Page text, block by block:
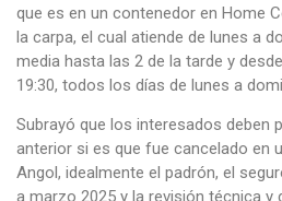
que es en un contenedor en Home
la carpa, el cual atiende de lunes a
media hasta las 2 de la tarde y
19:30, todos los días de lunes a
Subrayó que los interesados deben
anterior si es que fue cancelado en
Angol, idealmente el padrón, el
a marzo 2025 y la revisión técnica y